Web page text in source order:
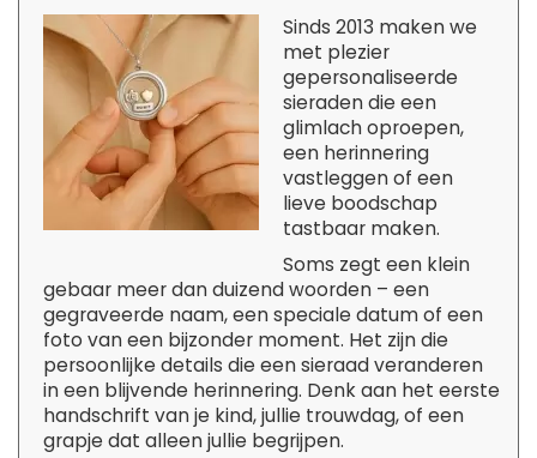
Sinds 2013 maken we
met plezier
gepersonaliseerde
sieraden die een
glimlach oproepen,
een herinnering
vastleggen of een
lieve boodschap
tastbaar maken.
Soms zegt een klein
gebaar meer dan duizend woorden – een
gegraveerde naam, een speciale datum of een
foto van een bijzonder moment. Het zijn die
persoonlijke details die een sieraad veranderen
in een blijvende herinnering. Denk aan het eerste
handschrift van je kind, jullie trouwdag, of een
grapje dat alleen jullie begrijpen.